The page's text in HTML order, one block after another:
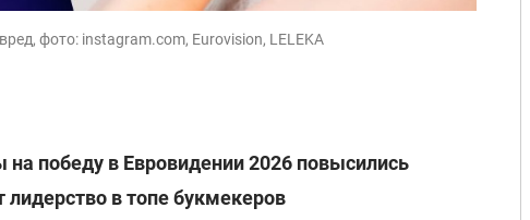
фото: instagram.com, Eurovision, LELEKA
победу в Евровидении 2026 повысились
лидерство в топе букмекеров